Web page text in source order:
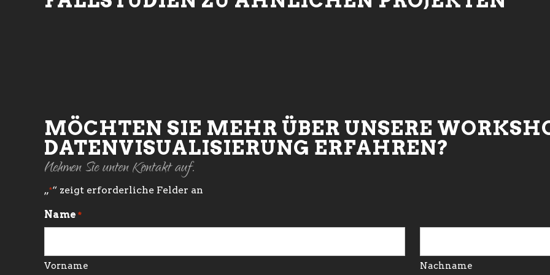
MÖCHTEN SIE MEHR ÜBER UNSERE
DATENVISUALISIERUNG ERFAHREN?
Nehmen Sie unten Kontakt auf.
„*“ zeigt erforderliche Felder an
Name *
Vorname Nachname